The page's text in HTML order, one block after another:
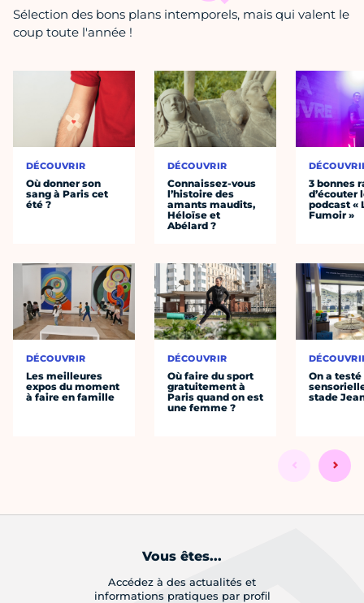
Sélection des bons plans intemporels, mais qui valent le
coup toute l'année !
DÉCOUVRIR
Où donner son
sang à Paris cet
été ?
DÉCOUVRIR
Les meilleures
expos du moment
à faire en famille
DÉCOUVRIR
Connaissez-vous
l’histoire des
amants maudits,
Héloïse et
Abélard ?
DÉCOUVRIR
Où faire du sport
gratuitement à
Paris quand on est
une femme ?
3 bonnes
d’écouter
podcast «
Fumoir »
On a
stade
Vous êtes...
Accédez à des actualités et
informations pratiques par profil